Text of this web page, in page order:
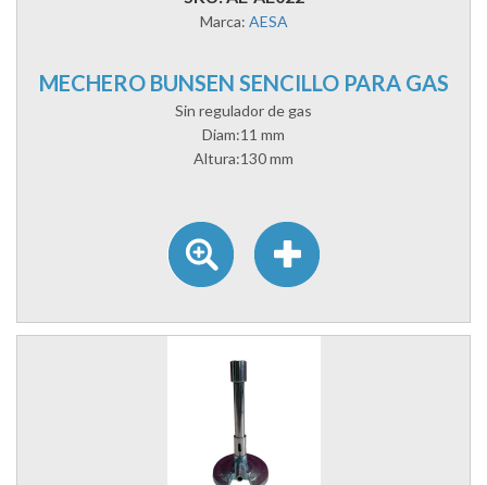
Marca: AESA
MECHERO BUNSEN SENCILLO PARA GAS
Sin regulador de gas
Diam:11 mm
Altura:130 mm